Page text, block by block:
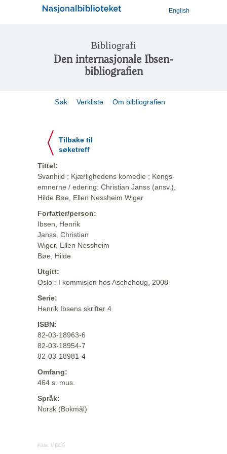
English
Bibliografi
Den internasjonale Ibsen-
bibliografien
Søk Verkliste Om bibliografien
Tilbake til
søketreff
Tittel:
Svanhild ; Kjærlighedens komedie ; Kongs-
emnerne / edering: Christian Janss (ansv.),
Hilde Bøe, Ellen Nessheim Wiger
Forfatter/person:
Ibsen, Henrik
Janss, Christian
Wiger, Ellen Nessheim
Bøe, Hilde
Utgitt:
Oslo : I kommisjon hos Aschehoug, 2008
Serie:
Henrik Ibsens skrifter 4
ISBN:
82-03-18963-6
82-03-18954-7
82-03-18981-4
Omfang:
464 s. mus.
Språk:
Norsk (Bokmål)
Kilde: MODS